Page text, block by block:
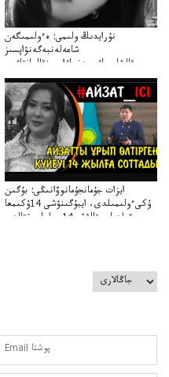
نۇرايدىڭ ولىمى: ەءولىمىگەن
شاعەلەنبەگەنۋاپسىز
قالشاعىماۋىپمەنجاۋاپسىزقالعانقاۋىپ
ايزات جۇمانجۇمانوۆانىڭى: بۇگىن
ۇكىءولىمىلدى، ايبۇگىنۋشى 14ۇكىمعا
سووقىلدىايىپتالۋشى14جىلعاسوتتالدى